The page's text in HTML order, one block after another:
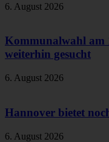
6. August 2026
Kommunalwahl am
weiterhin gesucht
6. August 2026
Hannover bietet
6. August 2026